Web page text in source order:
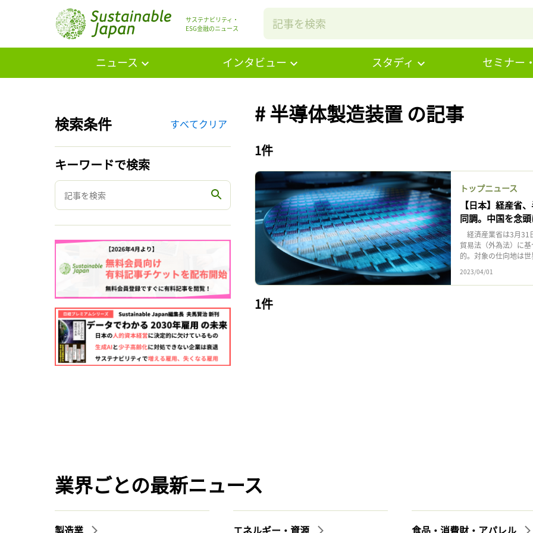
サステナビリティ・
ESG金融のニュース
ニュース インタビュー スタディ セミナー
検索条件 すべてクリア
キーワードで検索
# 半導体製造装置 の記事
1件
トップニュース
【日本】経産省
同調。中国を念
経済産業省は3月31
貿易法（外為法）に
的。対象の仕向地は
2023/04/01
1件
業界ごとの最新ニュース